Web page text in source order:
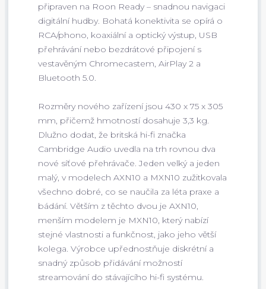
připraven na Roon Ready – snadnou navigaci
digitální hudby. Bohatá konektivita se opírá o
RCA/phono, koaxiální a optický výstup, USB
přehrávání nebo bezdrátové připojení s
vestavěným Chromecastem, AirPlay 2 a
Bluetooth 5.0.
Rozměry nového zařízení jsou 430 x 75 x 305
mm, přičemž hmotností dosahuje 3,3 kg.
Dlužno dodat, že britská hi-fi značka
Cambridge Audio uvedla na trh rovnou dva
nové síťové přehrávače. Jeden velký a jeden
malý, v modelech AXN10 a MXN10 zužitkovala
všechno dobré, co se naučila za léta praxe a
bádání. Větším z těchto dvou je AXN10,
menším modelem je MXN10, který nabízí
stejné vlastnosti a funkčnost, jako jeho větší
kolega. Výrobce upřednostňuje diskrétní a
snadný způsob přidávání možností
streamování do stávajícího hi-fi systému.